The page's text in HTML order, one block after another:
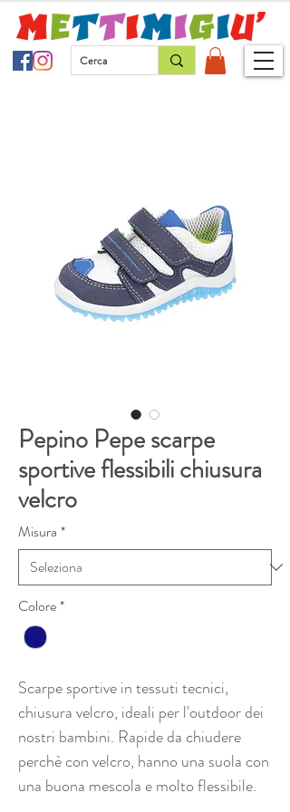
Pepino Pepe scarpe
sportive flessibili chiusura
velcro
Misura *
Colore*
Scarpe sportive in tessuti tecnici,
chiusura velcro, ideali per l'outdoor dei
nostri bambini. Rapide da chiudere
perchè con velcro, hanno una suola con
una buona mescola e molto flessibile.